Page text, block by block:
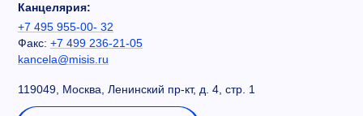
Канцелярия:
+7 495 955-00- 32
Факс: +7 499 236-21-05
kancela@misis.ru
119049, Москва, Ленинский пр-кт, д. 4, стр. 1